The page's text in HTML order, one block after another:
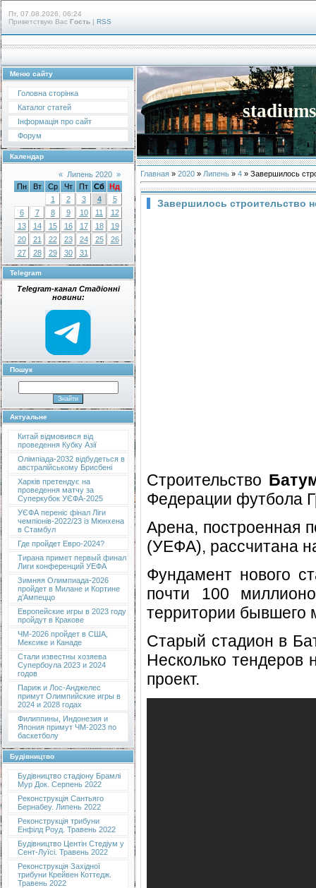
Пт, 07.08.2026, 06:24
Приветствую Вас Гость | RSS
Меню сайту
Головна сторінка
Каталог статей
Інформація про сайт
Форум
Календар
« Липень 2020 »
Пн
Вт Ср Чт Пт Сб Нд
1
2 3 4
5
6
7 8 9 10 11
12
13
14 15 16 17 18
19
20
21 22 23 24 25
26
27
28 29 30 31
Telegram
Telegram-канал Стадіонні
новини:
Пошук
Актуальне
Китай відмовився від
проведення Кубку Азії
Олімпіада-2032 відбудеться в
австралійському Брисбені
Харків претендує на
проведення матчу за
Суперкубок УЄФА-2025
УЄФА переніс фінал Ліги
чемпіонів-2022/23 із Мюнхена
в Стамбул
Где пройдет Евро-2024?
Тирана примет первый финал
Лиги конференций УЕФА
Зимняя Олимпиада-2026
пройдет в Милане и Кортине
д’Ампеццо
Европейские игры в 2023 году
пройдут в Кракове
ЧМ-2026 пройдет в США,
Мексике и Канаде
Стали известны хозяева
Супербоула 2023 и 2024
годов
Париж и Лос-Анджелес
примут Олимпийские игры в
2024 и 2028 годах
Филиппины, Индонезия и
Япония примут ЧМ-2023 по
баскетболу
Будівництво
Будівництво стадіону Брамлі
Мур Док. Серпень 2022
Реконструкція Сантьяго
Бернабеу. Липень 2022
Реконструкція трибуни
Енфілд Роуд. Травень 2022
Будівництво Центін Стедіум у
Сент-Луїсі. Травень 2022
Реконструкція Західної
трибуни Крейвен Коттедж.
Травень 2022
Главная » 2020 » Липень » 4 » Завершилось
Завершилось строительство
Строительство
Федерации футбола
Арена, построенная
(УЕФА), рассчитана
Фундамент нового
почти 100
территории бывшего
Старый стадион в
Несколько тендеров
проект.